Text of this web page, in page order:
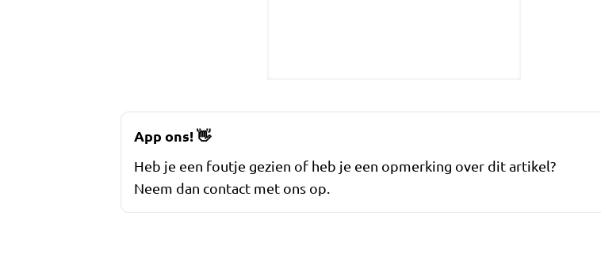
App ons!👋
Heb je een foutje gezien of heb je een opmerking over dit artikel?
Neem dan contact met ons op.